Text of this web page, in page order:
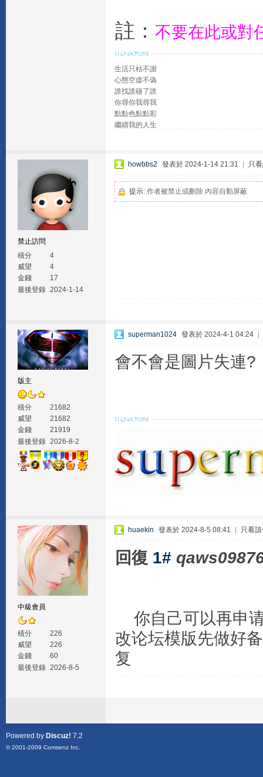
註： 不要在此或對
生活只枯不謝
心態空虛不偽
誰找誰碰了誰
你尋你我尋我
點點色點點彩
繼續我的人生
禁止訪問
積分
4
威望
4
金錢
17
最後登錄 2024-1-14
howbbs2 發表於 2024-1-14 21:31 只
提示: 作者被禁止或刪除 內容自動屏蔽
版主
積分
21682
威望
21682
金錢
21919
最後登錄 2026-8-2
superman1024 發表於 2024-4-1 04:24
會不會是圖片失連?
中級會員
積分
226
威望
226
金錢
60
最後登錄 2026-8-5
huaekin 發表於 2024-8-5 08:41 只看
回復 1#
你自己可以再申
改论坛模版先做好
复
Powered by Discuz! 7.2
© 2001-2009 Comsenz Inc.